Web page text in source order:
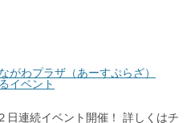
がわプラザ（あーすぷらざ）
イベント
日連続イベント開催！ 詳しくはチ